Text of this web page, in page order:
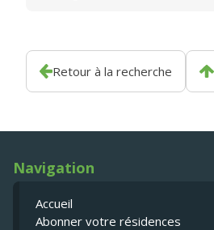
Retour à la recherche
Navigation
Accueil
Abonner votre résidences